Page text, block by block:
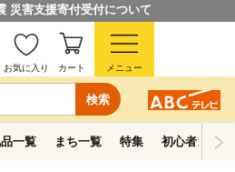
災害支援寄付受付について
検索
お気に入り カート メニュー
一覧 まち一覧 特集 初心者ガイド